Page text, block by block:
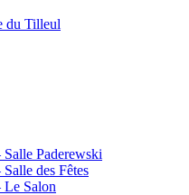
du Tilleul
Paderewski
des Fêtes
Le Salon